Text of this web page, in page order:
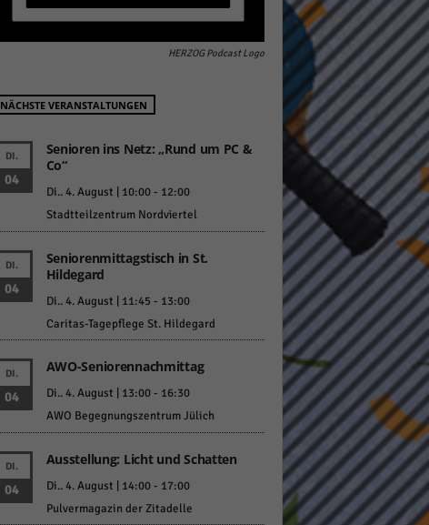
HERZOG Podcast Logo
NÄCHSTE VERANSTALTUNGEN
DI.
04
Senioren ins Netz: „Rund um PC &
Co“
Di.. 4. August | 10:00- 12:00
Stadtteilzentrum Nordviertel
DI.
04
Seniorenmittagstisch in St.
Hildegard
Di.. 4. August | 11:45 - 13:00
Caritas-Tagepflege St. Hildegard
DI.
04
AWO-Seniorennachmittag
Di.. 4. August | 13:00- 16:30
AWO Begegnungszentrum Jülich
DI.
04
Ausstellung: Licht und Schatten
Di.. 4. August | 14:00- 17:00
Pulvermagazin der Zitadelle